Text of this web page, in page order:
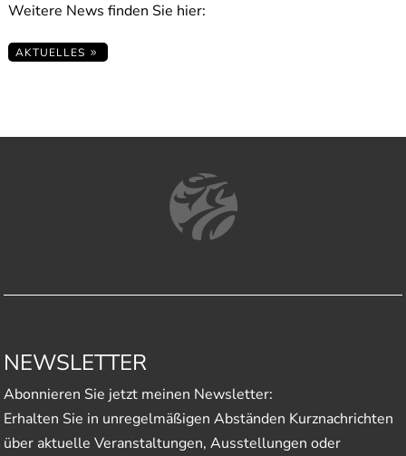
Weitere News finden Sie hier:
AKTUELLES
NEWSLETTER
Abonnieren Sie jetzt meinen Newsletter:
Erhalten Sie in unregelmäßigen Abständen Kurznachrichten
über aktuelle Veranstaltungen, Ausstellungen oder